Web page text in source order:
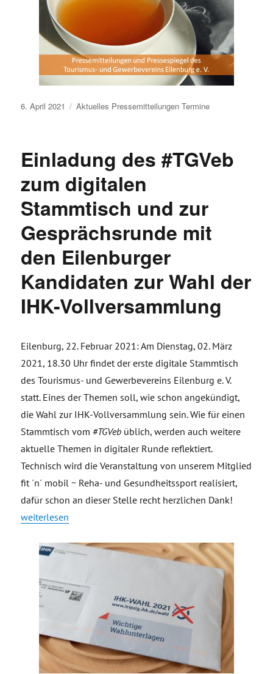
Veröffentlicht
6. April 2021 Aktuelles Pressemitteilungen Termine
Einladung des #TGVeb
zum digitalen
Stammtisch und zur
Gesprächsrunde mit
den Eilenburger
Kandidaten zur Wahl der
IHK-Vollversammlung
Eilenburg, 22. Februar 2021: Am Dienstag, 02. März
2021, 18.30 Uhr findet der erste digitale Stammtisch
des Tourismus- und Gewerbevereins Eilenburg e. V.
statt. Eines der Themen soll, wie schon angekündigt,
die Wahl zur IHK-Vollversammlung sein. Wie für einen
Stammtisch vom #TGVeb üblich, werden auch weitere
aktuelle Themen in digitaler Runde reflektiert.
Technisch wird die Veranstaltung von unserem Mitglied
fit ´n´ mobil ~ Reha- und Gesundheitssport realisiert,
dafür schon an dieser Stelle recht herzlichen Dank!
„Einladung des #TGVeb zum digitalen Stammtisch und zur
weiterlesen